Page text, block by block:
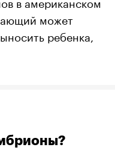
может
ребенка,